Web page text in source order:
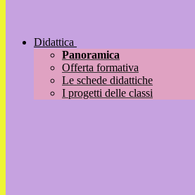
Didattica
Panoramica
Offerta formativa
Le schede didattiche
I progetti delle classi